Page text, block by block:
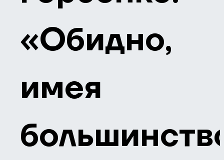
«Обидно,
имея